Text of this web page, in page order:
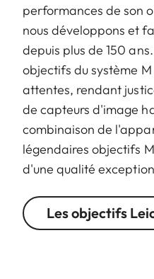
performances de son
nous développons et
depuis plus de 150
objectifs du système
attentes, rendant
de capteurs d'image
combinaison de
légendaires objectifs
d'une qualité
Les objectifs